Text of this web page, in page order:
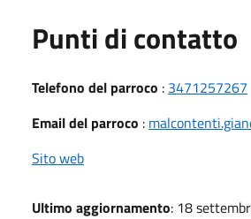
Punti di contatto
Telefono del parroco : 3471257267
Email del parroco :
Sito web
Ultimo aggiornamento: 18